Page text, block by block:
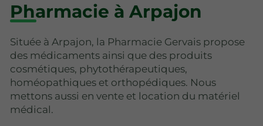
Pharmacie à Arpajon
Située à Arpajon, la Pharmacie Gervais propose
des médicaments ainsi que des produits
cosmétiques, phytothérapeutiques,
homéopathiques et orthopédiques. Nous
mettons aussi en vente et location du matériel
médical.